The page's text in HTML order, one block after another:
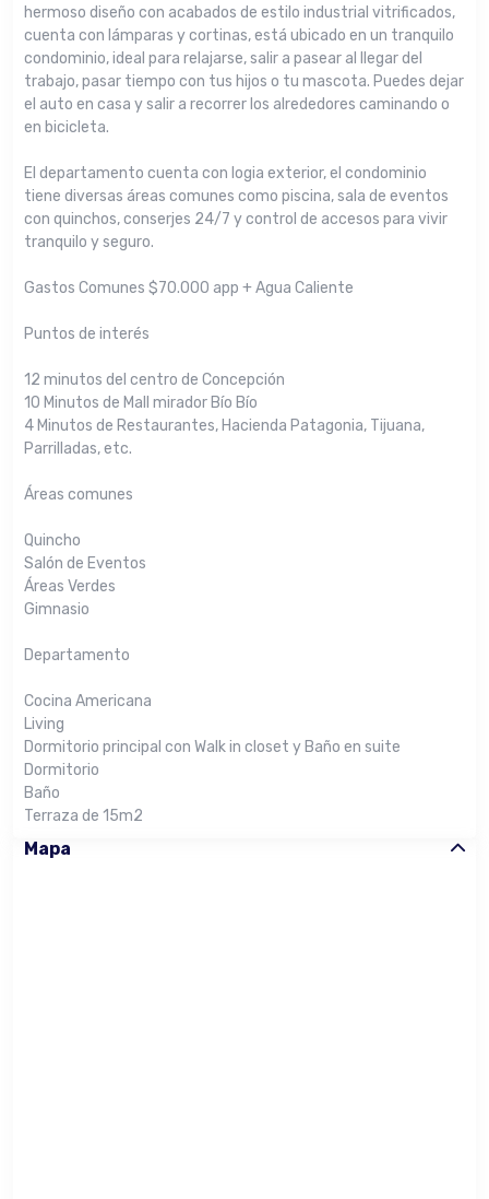
hermoso diseño con acabados de estilo industrial vitrificados,
cuenta con lámparas y cortinas, está ubicado en un tranquilo
condominio, ideal para relajarse, salir a pasear al llegar del
trabajo, pasar tiempo con tus hijos o tu mascota. Puedes dejar
el auto en casa y salir a recorrer los alrededores caminando o
en bicicleta.
El departamento cuenta con logia exterior, el condominio
tiene diversas áreas comunes como piscina, sala de eventos
con quinchos, conserjes 24/7 y control de accesos para vivir
tranquilo y seguro.
Gastos Comunes $70.000 app + Agua Caliente
Puntos de interés
12 minutos del centro de Concepción
10 Minutos de Mall mirador Bío Bío
4 Minutos de Restaurantes, Hacienda Patagonia, Tijuana,
Parrilladas, etc.
Áreas comunes
Quincho
Salón de Eventos
Áreas Verdes
Gimnasio
Departamento
Cocina Americana
Living
Dormitorio principal con Walk in closet y Baño en suite
Dormitorio
Baño
Terraza de 15m2
Mapa